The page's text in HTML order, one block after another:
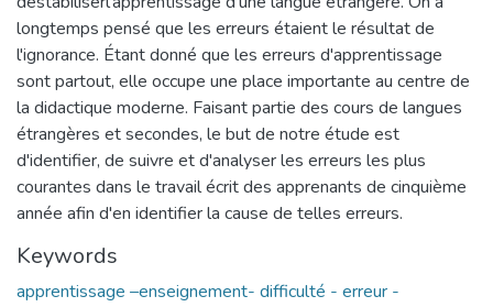
longtemps pensé que les erreurs étaient le résultat de
l'ignorance. Étant donné que les erreurs d'apprentissage
sont partout, elle occupe une place importante au centre de
la didactique moderne. Faisant partie des cours de langues
étrangères et secondes, le but de notre étude est
d'identifier, de suivre et d'analyser les erreurs les plus
courantes dans le travail écrit des apprenants de cinquième
année afin d'en identifier la cause de telles erreurs.
Keywords
apprentissage –enseignement- difficulté - erreur -